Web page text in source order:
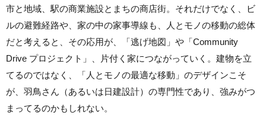
市と地域、駅の商業施設とまちの商店街。それだけでなく、ビ
ルの避難経路や、家の中の家事導線も、人とモノの移動の総体
だと考えると、その応用が、「逃げ地図」や「Community
Drive プロジェクト」、片付く家につながっていく。建物を立
てるのではなく、「人とモノの最適な移動」のデザインこそ
が、羽鳥さん（あるいは日建設計）の専門性であり、強みがつ
まってるのかもしれない。